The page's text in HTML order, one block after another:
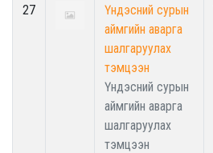
27
Үндэсний сурын
аймгийн аварга
шалгаруулах
тэмцээн
Үндэсний сурын
аймгийн аварга
шалгаруулах
тэмцээн